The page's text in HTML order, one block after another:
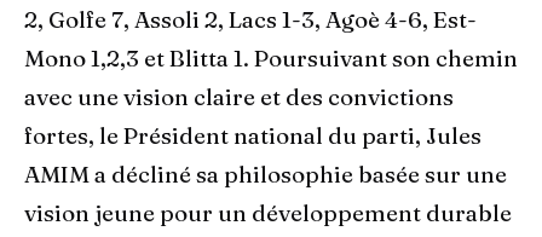
2, Golfe 7, Assoli 2, Lacs 1-3, Agoè 4-6, Est-
Mono 1,2,3 et Blitta 1. Poursuivant son chemin
avec une vision claire et des convictions
fortes, le Président national du parti, Jules
AMIM a décliné sa philosophie basée sur une
vision jeune pour un développement durable